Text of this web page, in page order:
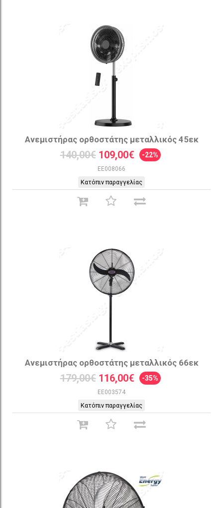
Ανεμιστήρας ορθοστάτης μεταλλικός 45εκ
140,00€ 109,00€ -22%
EE008066
Κατόπιν παραγγελίας
Ανεμιστήρας ορθοστάτης μεταλλικός 66εκ
179,00€ 116,00€ -35%
EE003574
Κατόπιν παραγγελίας